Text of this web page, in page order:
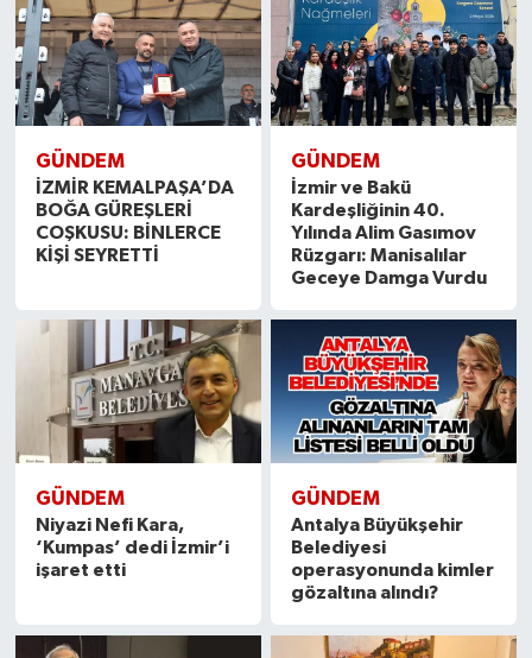
GÜNDEM
İZMİR KEMALPAŞA’DA
BOĞA GÜREŞLERİ
COŞKUSU: BİNLERCE
KİŞİ SEYRETTİ
GÜNDEM
İzmir ve Bakü
Kardeşliğinin 40.
Yılında Alim Gasımov
Rüzgarı: Manisalılar
Geceye Damga Vurdu
GÜNDEM
Niyazi Nefi Kara,
‘Kumpas’ dedi İzmir’i
işaret etti
GÜNDEM
Antalya Büyükşehir
Belediyesi
operasyonunda kimler
gözaltına alındı?